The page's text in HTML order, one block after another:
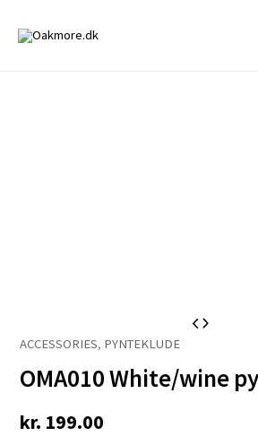
ACCESSORIES, PYNTEKLUDE
OMA010 White/wine
kr. 199.00
White/wine
pynteklud